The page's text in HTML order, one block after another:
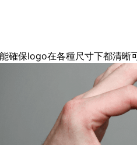
確保logo在各種尺寸下都清晰